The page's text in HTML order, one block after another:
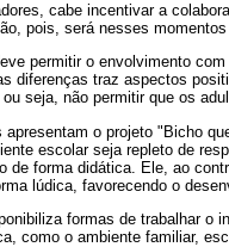
cabe incentivar a
pois, será nesses
permitir o envolvimento
diferenças traz aspectos
seja, não permitir que os
apresentam o projeto "Bicho
escolar seja repleto de
de forma didática. Ele, ao
lúdica, favorecendo o
formas de trabalhar o
como o ambiente familiar,